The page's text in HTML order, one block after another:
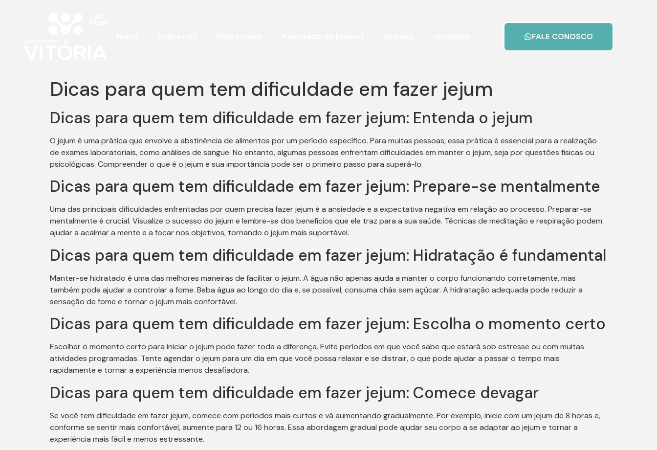
FALE CONOSCO
Dicas para quem tem dificuldade em fazer jejum
Dicas para quem tem dificuldade em fazer jejum: Entenda o jejum
O jejum é uma prática que envolve a abstinência de alimentos por um período específico. Para muitas pessoas, essa prática é essencial para a realização
de exames laboratoriais, como análises de sangue. No entanto, algumas pessoas enfrentam dificuldades em manter o jejum, seja por questões físicas ou
psicológicas. Compreender o que é o jejum e sua importância pode ser o primeiro passo para superá-lo.
Dicas para quem tem dificuldade em fazer jejum: Prepare-se mentalmente
Uma das principais dificuldades enfrentadas por quem precisa fazer jejum é a ansiedade e a expectativa negativa em relação ao processo. Preparar-se
mentalmente é crucial. Visualize o sucesso do jejum e lembre-se dos benefícios que ele traz para a sua saúde. Técnicas de meditação e respiração podem
ajudar a acalmar a mente e a focar nos objetivos, tornando o jejum mais suportável.
Dicas para quem tem dificuldade em fazer jejum: Hidratação é fundamental
Manter-se hidratado é uma das melhores maneiras de facilitar o jejum. A água não apenas ajuda a manter o corpo funcionando corretamente, mas
também pode ajudar a controlar a fome. Beba água ao longo do dia e, se possível, consuma chás sem açúcar. A hidratação adequada pode reduzir a
sensação de fome e tornar o jejum mais confortável.
Dicas para quem tem dificuldade em fazer jejum: Escolha o momento certo
Escolher o momento certo para iniciar o jejum pode fazer toda a diferença. Evite períodos em que você sabe que estará sob estresse ou com muitas
atividades programadas. Tente agendar o jejum para um dia em que você possa relaxar e se distrair, o que pode ajudar a passar o tempo mais
rapidamente e tornar a experiência menos desafiadora.
Dicas para quem tem dificuldade em fazer jejum: Comece devagar
Se você tem dificuldade em fazer jejum, comece com períodos mais curtos e vá aumentando gradualmente. Por exemplo, inicie com um jejum de 8 horas e,
conforme se sentir mais confortável, aumente para 12 ou 16 horas. Essa abordagem gradual pode ajudar seu corpo a se adaptar ao jejum e tornar a
experiência mais fácil e menos estressante.